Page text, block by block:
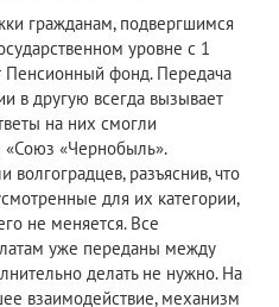
гражданам, подвергшимся
уровне с 1
Пенсионный фонд. Передача
в другую всегда вызывает
на них смогли
«Союз «Чернобыль».
разъяснив, что
для их категории,
не меняется. Все
уже переданы между
делать не нужно. На
взаимодействие, механизм